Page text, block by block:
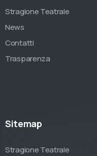
Stragione Teatrale
News
Contatti
Trasparenza
Sitemap
Stragione Teatrale